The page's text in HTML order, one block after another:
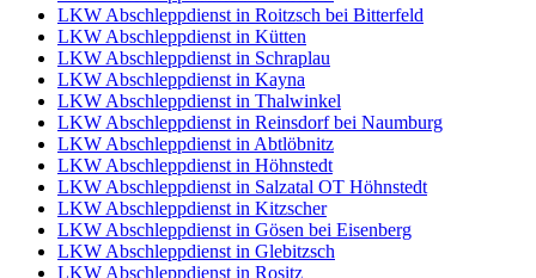
LKW Abschleppdienst in Roitzsch bei Bitterfeld
LKW Abschleppdienst in Kütten
LKW Abschleppdienst in Schraplau
LKW Abschleppdienst in Kayna
LKW Abschleppdienst in Thalwinkel
LKW Abschleppdienst in Reinsdorf bei Naumburg
LKW Abschleppdienst in Abtlöbnitz
LKW Abschleppdienst in Höhnstedt
LKW Abschleppdienst in Salzatal OT Höhnstedt
LKW Abschleppdienst in Kitzscher
LKW Abschleppdienst in Gösen bei Eisenberg
LKW Abschleppdienst in Glebitzsch
LKW Abschleppdienst in Rositz